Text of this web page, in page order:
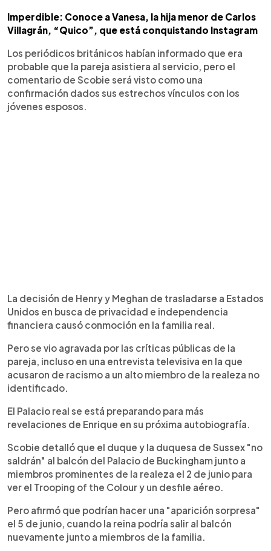
Imperdible: Conoce a Vanesa, la hija menor de Carlos
Villagrán, “Quico”, que está conquistando Instagram
Los periódicos británicos habían informado que era
probable que la pareja asistiera al servicio, pero el
comentario de Scobie será visto como una
confirmación dados sus estrechos vínculos con los
jóvenes esposos.
La decisión de Henry y Meghan de trasladarse a Estados
Unidos en busca de privacidad e independencia
financiera causó conmoción en la familia real.
Pero se vio agravada por las críticas públicas de la
pareja, incluso en una entrevista televisiva en la que
acusaron de racismo a un alto miembro de la realeza no
identificado.
El Palacio real se está preparando para más
revelaciones de Enrique en su próxima autobiografía.
Scobie detalló que el duque y la duquesa de Sussex "no
saldrán" al balcón del Palacio de Buckingham junto a
miembros prominentes de la realeza el 2 de junio para
ver el Trooping of the Colour y un desfile aéreo.
Pero afirmó que podrían hacer una "aparición sorpresa"
el 5 de junio, cuando la reina podría salir al balcón
nuevamente junto a miembros de la familia.